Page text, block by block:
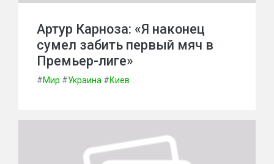
Артур Карноза: «Я наконец
сумел забить первый мяч в
Премьер-лиге»
#Мир #Украина #Киев